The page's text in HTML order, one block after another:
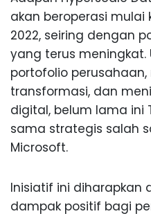
akan beroperasi
2022, seiring dengan
yang terus meningkat.
portofolio
transformasi, dan
digital, belum lama ini
sama strategis salah
Microsoft.
Inisiatif ini diharapkan
dampak positif bagi